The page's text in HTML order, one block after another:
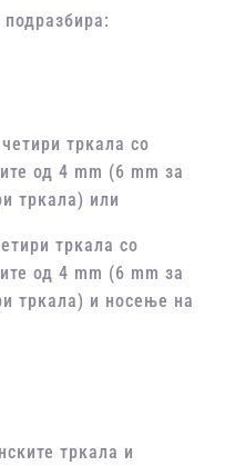
тркала со
од 4 mm (6 mm за
тркала) или
тркала со
од 4 mm (6 mm за
тркала) и носење на
тркала и